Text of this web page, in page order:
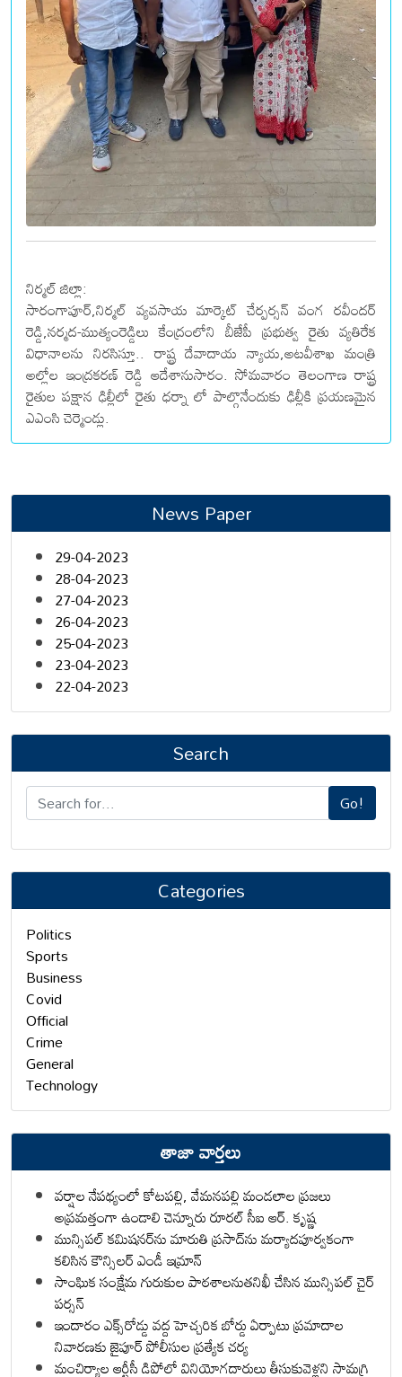
నిర్మల్ జిల్లా:
సారంగాపూర్,నిర్మల్ వ్యవసాయ మార్కెట్ చేర్పర్సన్ వంగ రవీందర్
రెడ్డి,నర్మద-ముత్యంరెడ్డిలు కేంద్రంలోని బీజేపీ ప్రభుత్వ రైతు వ్యతిరేక
విధానాలను నిరసిస్తూ.. రాష్ట్ర దేవాదాయ న్యాయ,అటవీశాఖ మంత్రి
అల్లోల ఇంద్రకరణ్ రెడ్డి ఆదేశానుసారం. సోమవారం తెలంగాణ రాష్ట్ర
రైతుల పక్షాన ఢిల్లీలో రైతు ధర్నా లో పాల్గొనేందుకు ఢిల్లీకి ప్రయణమైన
ఎఎంసి చెర్మెండ్లు.
News Paper
29-04-2023
28-04-2023
27-04-2023
26-04-2023
25-04-2023
23-04-2023
22-04-2023
Search
Go!
Categories
Politics
Sports
Business
Covid
Official
Crime
General
Technology
తాజా వార్తలు
వర్షాల నేపథ్యంలో కోటపల్లి, వేమనపల్లి మండలాల ప్రజలు
అప్రమత్తంగా ఉండాలి చెన్నూరు రూరల్ సీఐ ఆర్. కృష్ణ
మున్సిపల్ కమిషనర్‌ను మారుతి ప్రసాద్‌ను మర్యాదపూర్వకంగా
కలిసిన కౌన్సిలర్ ఎండీ ఇమ్రాన్ ​
సాంఘిక సంక్షేమ గురుకుల పాఠశాలనుతనిఖీ చేసిన మున్సిపల్ చైర్
పర్సన్
ఇందారం ఎక్స్‌రోడ్డు వద్ద హెచ్చరిక బోర్డు ఏర్పాటు ప్రమాదాల
నివారణకు జైపూర్ పోలీసుల ప్రత్యేక చర్య
మంచిర్యాల ఆర్టీసీ డిపోలో వినియోగదారులు తీసుకువెళ్లని సామగ్రి